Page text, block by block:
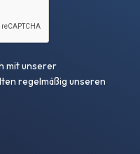
mit unserer
regelmäßig unseren